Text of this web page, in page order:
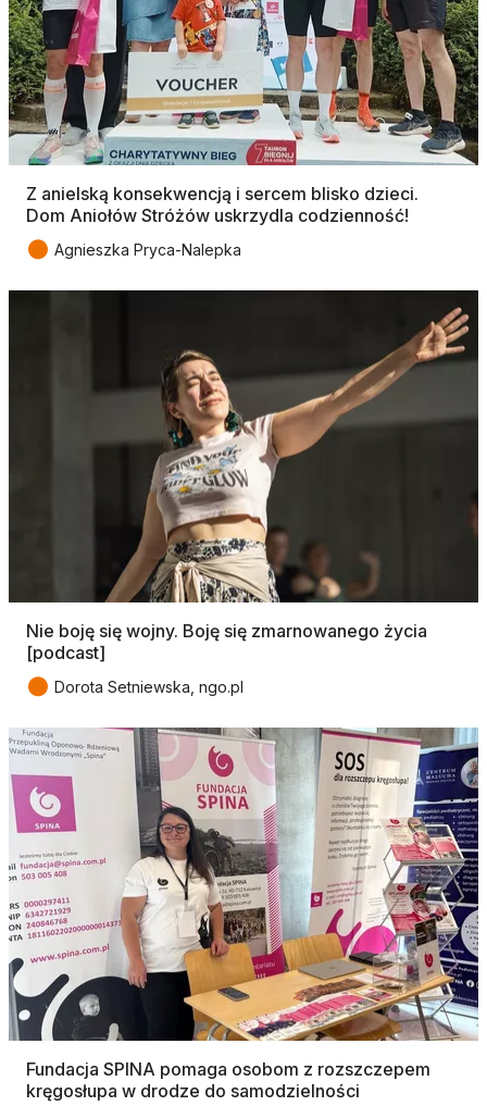
Z anielską konsekwencją i sercem blisko dzieci.
Dom Aniołów Stróżów uskrzydla codzienność!
● Agnieszka Pryca-Nalepka
Nie boję się wojny. Boję się zmarnowanego życia
[podcast]
● Dorota Setniewska, ngo.pl
Fundacja SPINA pomaga osobom z rozszczepem
kręgosłupa w drodze do samodzielności